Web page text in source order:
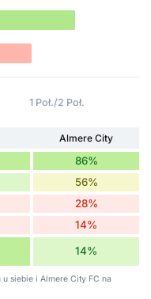
1 Poł./2 Poł.
Almere City
86%
56%
28%
14%
14%
siebie i Almere City FC na